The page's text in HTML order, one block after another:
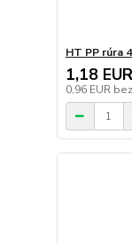
HT PP rúra
1,18 EUR
0,96 EUR